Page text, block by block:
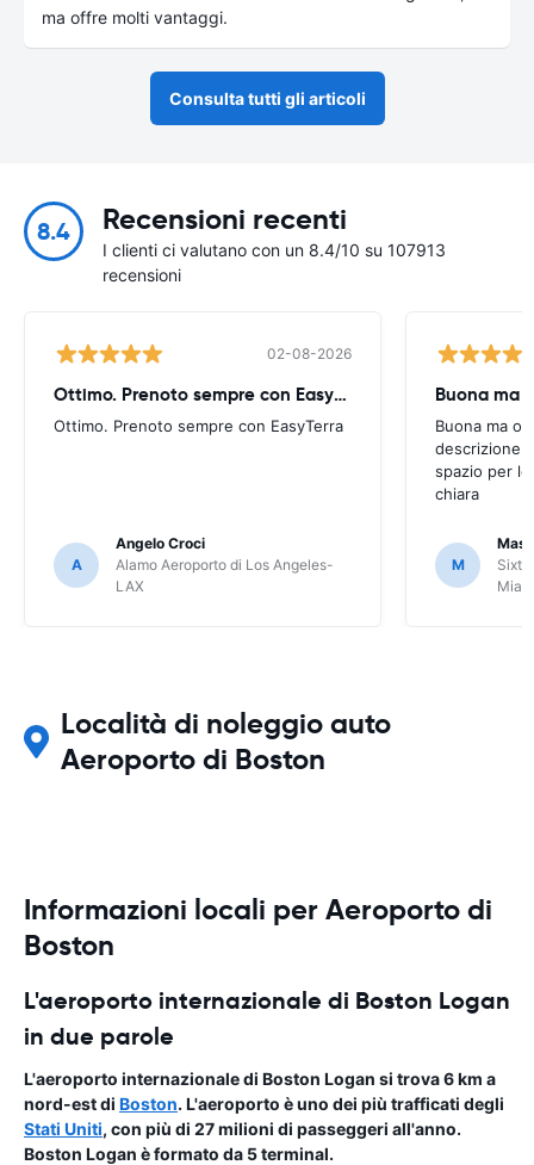
ma offre molti vantaggi.
Consulta tutti gli articoli
8.4 Recensioni recenti
I clienti ci valutano con un 8.4/10 su 107913
recensioni
02-08-2026
Ottimo. Prenoto sempre con EasyTerra
Ottimo. Prenoto sempre con EasyTerra
A
Angelo Croci
Alamo Aeroporto di Los Angeles-
LAX
Buona ma
Buona ma
descrizione
spazio per
chiara
M
Sixt
Località di noleggio auto
Aeroporto di Boston
Informazioni locali per Aeroporto di
Boston
L'aeroporto internazionale di Boston Logan
in due parole
L'aeroporto internazionale di Boston Logan si trova 6 km a
nord-est di Boston. L'aeroporto è uno dei più trafficati degli
Stati Uniti, con più di 27 milioni di passeggeri all'anno.
Boston Logan è formato da 5 terminal.